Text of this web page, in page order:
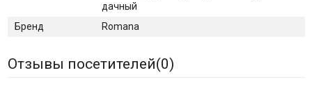
дачный
Бренд
Romana
Отзывы посетителей(0)